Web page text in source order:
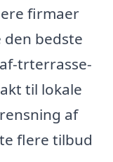
firmaer
bedste
trterrasse-
til lokale
af
flere tilbud